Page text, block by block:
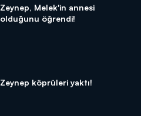
Zeynep, Melek'in annesi
olduğunu öğrendi!
Zeynep köprüleri yaktı!